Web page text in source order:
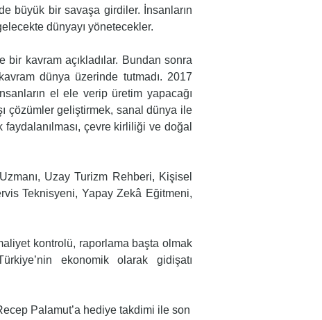
büyük bir savaşa girdiler. İnsanların
dünyayı yönetecekler.
bir kavram açıkladılar. Bundan sonra
dünya üzerinde tutmadı. 2017
el ele verip üretim yapacağı
çözümler geliştirmek, sanal dünya ile
çevre kirliliği ve doğal
Uzay Turizm Rehberi, Kişisel
Teknisyeni, Yapay Zekâ Eğitmeni,
kontrolü, raporlama başta olmak
ekonomik olarak gidişatı
Palamut’a hediye takdimi ile son